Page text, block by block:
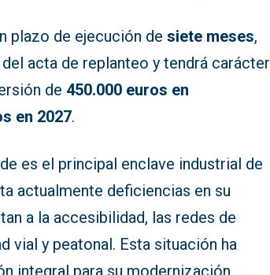
plazo de ejecución desiete meses,
acta de replanteo y tendrá carácter
de 450.000 euros en
en 2027.
es el principal enclave industrial de
actualmente deficiencias en su
a la accesibilidad, las redes de
vial y peatonal. Esta situación ha
integral para su modernización.